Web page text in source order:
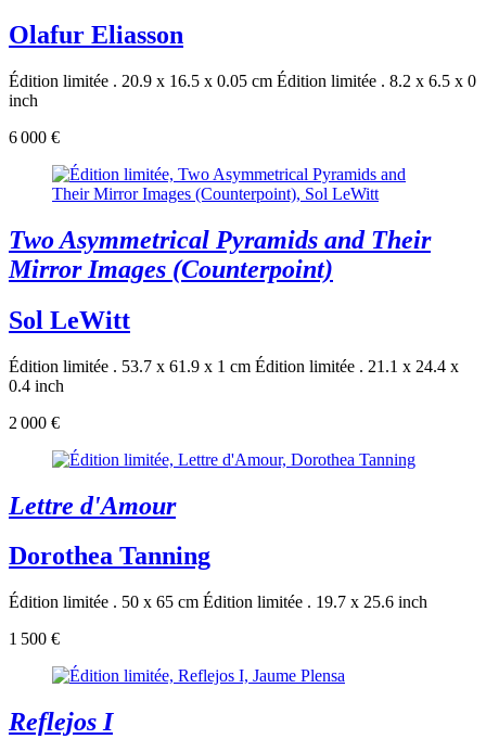
Olafur Eliasson
Édition limitée . 20.9 x 16.5 x 0.05 cm Édition limitée . 8.2 x 6.5 x 0
inch
6 000 €
Two Asymmetrical Pyramids and Their
Mirror Images (Counterpoint)
Sol LeWitt
Édition limitée . 53.7 x 61.9 x 1 cm Édition limitée . 21.1 x 24.4 x
0.4 inch
2 000 €
Lettre d'Amour
Dorothea Tanning
Édition limitée . 50 x 65 cm Édition limitée . 19.7 x 25.6 inch
1 500 €
Reflejos I